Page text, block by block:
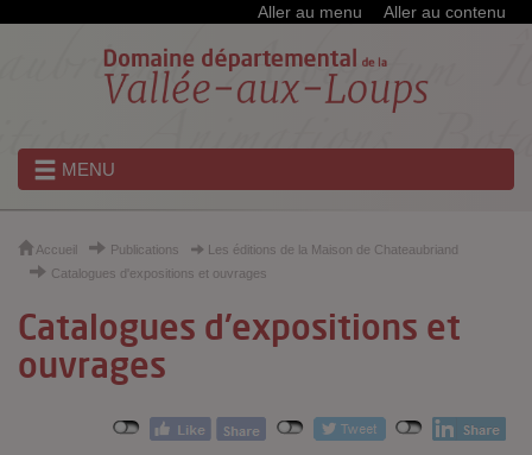
Aller au menu Aller au contenu
MENU
Accueil Publications
Les éditions de la Maison de Chateaubriand
Catalogues d'expositions et ouvrages
Catalogues d'expositions et
ouvrages
Cookies et traceurs utilisés sur ce site